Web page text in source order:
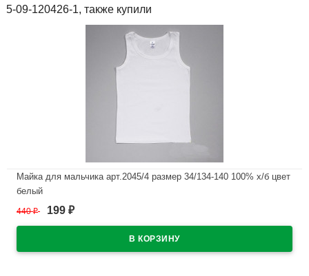
5-09-120426-1, также купили
Майка для мальчика арт.2045/4 размер 34/134-140 100% х/б цвет
белый
В наличии
440₽ 199 ₽